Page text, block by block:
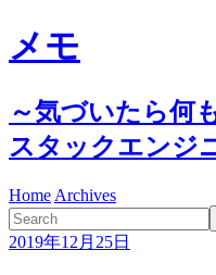
メモ
～気づいたら何
スタックエンジ
Home Archives
2019年12月25日